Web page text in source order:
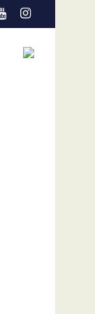
vidas